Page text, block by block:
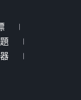
|
|
|